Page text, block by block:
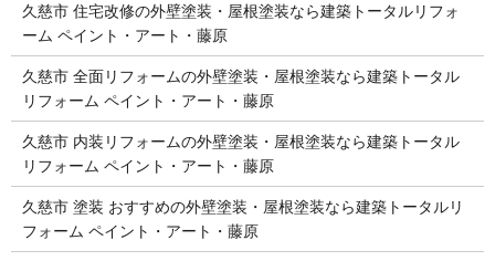
久慈市 住宅改修の外壁塗装・屋根塗装なら建築トータルリフォ
ーム ペイント・アート・藤原
久慈市 全面リフォームの外壁塗装・屋根塗装なら建築トータル
リフォーム ペイント・アート・藤原
久慈市 内装リフォームの外壁塗装・屋根塗装なら建築トータル
リフォーム ペイント・アート・藤原
久慈市 塗装 おすすめの外壁塗装・屋根塗装なら建築トータルリ
フォーム ペイント・アート・藤原